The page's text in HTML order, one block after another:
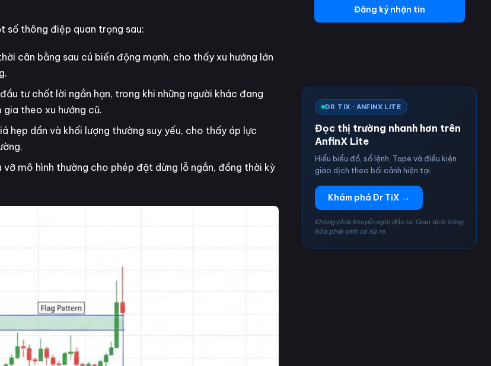
số thông điệp quan trọng sau:
cân bằng sau cú biến động mạnh, cho thấy xu hướng lớn
tư chốt lời ngắn hạn, trong khi những người khác đang
theo xu hướng cũ.
hẹp dần và khối lượng thường suy yếu, cho thấy áp lực
vỡ mô hình thường cho phép đặt dừng lỗ ngắn, đồng thời kỳ
Đăng ký nhận tin
DR TIX · ANFINX LITE
Đọc thị trường nhanh hơn trên
AnfinX Lite
Hiểu biểu đồ, sổ lệnh, Tape và điều kiện
giao dịch theo bối cảnh hiện tại.
Khám phá Dr TiX →
Không phải khuyến nghị đầu tư. Giao dịch hàng
hóa phái sinh có rủi ro.